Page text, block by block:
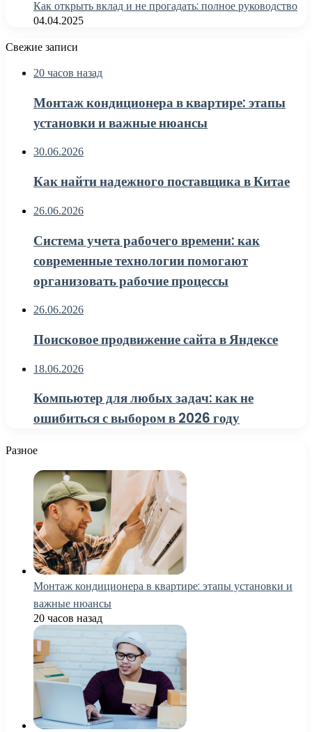
Как открыть вклад и не прогадать: полное руководство
04.04.2025
Свежие записи
20 часов назад
Монтаж кондиционера в квартире: этапы
установки и важные нюансы
30.06.2026
Как найти надежного поставщика в Китае
26.06.2026
Система учета рабочего времени: как
современные технологии помогают
организовать рабочие процессы
26.06.2026
Поисковое продвижение сайта в Яндексе
18.06.2026
Компьютер для любых задач: как не
ошибиться с выбором в 2026 году
Разное
Монтаж кондиционера в квартире: этапы установки и
важные нюансы
20 часов назад